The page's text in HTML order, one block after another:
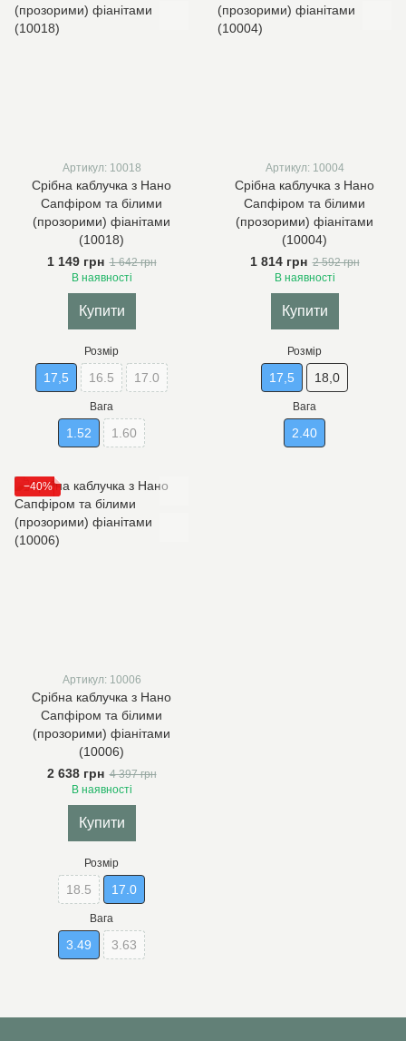
Артикул: 10018
Срібна каблучка з Нано
Сапфіром та білими
(прозорими) фіанітами
(10018)
1 149 грн 1 642 грн
В наявності
Купити
Розмір
17,5 16.5 17.0
Вага
1.52 1.60
Артикул: 10004
Срібна каблучка з Нано
Сапфіром та білими
(прозорими) фіанітами
(10004)
1 814 грн 2 592 грн
В наявності
Купити
Розмір
17,5 18,0
Вага
2.40
−40%
Артикул: 10006
Срібна каблучка з Нано
Сапфіром та білими
(прозорими) фіанітами
(10006)
2 638 грн 4 397 грн
В наявності
Купити
Розмір
18.5 17.0
Вага
3.49 3.63